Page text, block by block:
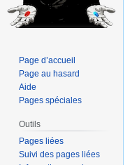
Page d’accueil
Page au hasard
Aide
Pages spéciales
Outils
Pages liées
Suivi des pages liées